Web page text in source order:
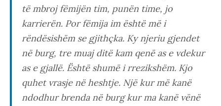
të mbroj fëmijën tim, punën time, jo
karrierën. Por fëmija im është më i
rëndësishëm se gjithçka. Ky njeriu gjendet
në burg, tre muaj ditë kam qenë as e vdekur
as e gjallë. Është shumë i rrezikshëm. Kjo
quhet vrasje në heshtje. Një kur më kanë
ndodhur brenda në burg kur ma kanë vënë